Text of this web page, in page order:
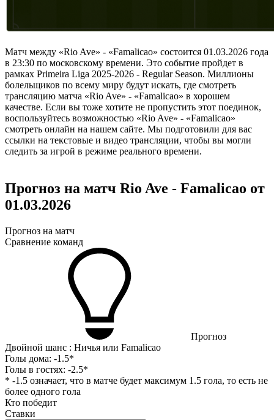
Матч между «Rio Ave» - «Famalicao» состоится 01.03.2026 года
в 23:30 по московскому времени. Это событие пройдет в
рамках Primeira Liga 2025-2026 - Regular Season. Миллионы
болельщиков по всему миру будут искать, где смотреть
трансляцию матча «Rio Ave» - «Famalicao» в хорошем
качестве. Если вы тоже хотите не пропустить этот поединок,
воспользуйтесь возможностью «Rio Ave» - «Famalicao»
смотреть онлайн на нашем сайте. Мы подготовили для вас
ссылки на текстовые и видео трансляции, чтобы вы могли
следить за игрой в режиме реального времени.
Прогноз на матч Rio Ave - Famalicao от
01.03.2026
Прогноз на матч
Сравнение команд
Прогноз
Двойной шанс : Ничья или Famalicao
Голы дома: -1.5*
Голы в гостях: -2.5*
* -1.5 означает, что в матче будет максимум 1.5 гола, то есть не
более одного гола
Кто победит
Ставки